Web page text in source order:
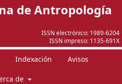
ISSN electrónico: 1989-6204
ISSN impreso: 1135-691X
de Antropología
Indexación Avisos
de